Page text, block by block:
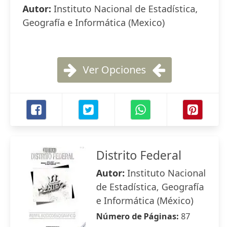
Autor: Instituto Nacional de Estadística,
Geografía e Informática (Mexico)
Ver Opciones
Distrito Federal
Autor: Instituto Nacional
de Estadística, Geografía
e Informática (México)
Número de Páginas: 87